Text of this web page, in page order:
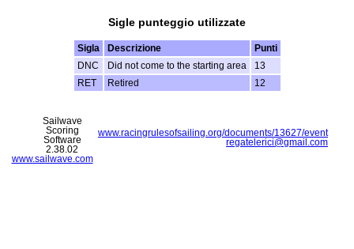
Sigle punteggio utilizzate
Sigla Descrizione
Punti
DNC
Did not come to the starting area
13
RET
Retired 12
www.racingrulesofsailing.org/documents/13627/event
regatelerici@gmail.com
Sailwave
Scoring
Software
2.38.02
www.sailwave.com